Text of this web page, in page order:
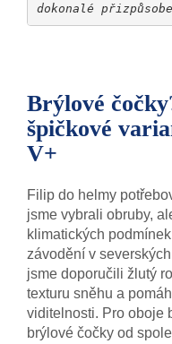
dokonalé
Brýlové
špičkové
V+
Filip do helmy
jsme vybrali obruby,
klimatických
závodění v
jsme doporučili žlutý
texturu sněhu a
viditelnosti. Pro oboje
brýlové čočky od